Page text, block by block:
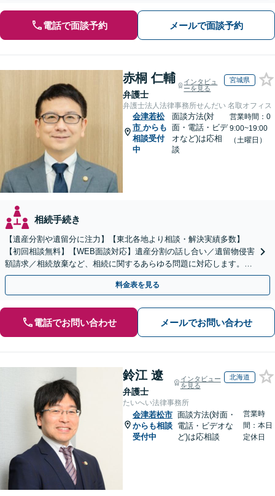
電話で面談予約 メールで面談予約
赤桐 仁輔
弁護士
インタビュ
ーを見る
宮城県
弁護士法人法律事務所せんだい 名取オフィス
会津若松
市 からも
相談受付
中
面談方法(対
面・電話・ビデ
オなど)は応相
談
営業時間：0
9:00~19:00
（土曜日）
相続手続き
【遺産分割や遺留分に注力】【東北各地より相談・解決実績多数】
【初回相談無料】【WEB面談対応】遺産分割の話し合い／遺留物侵害
額請求／相続放棄など、相続に関するあらゆる問題に対応します。ご
事情やご意向を丁寧にお聞きし、有利な解決を目指します
料金表を見る
電話でお問い合わせ メールでお問い合わせ
鈴江 遼
弁護士
インタビュー
を見る
北海道
たいへい法律事務所
会津若松市
からも相談
受付中
面談方法(対面・
電話・ビデオな
ど)は応相談
営業時
間：本日
定休日